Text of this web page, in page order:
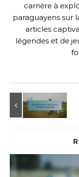
carrière à
paraguayens sur
articles
légendes et de